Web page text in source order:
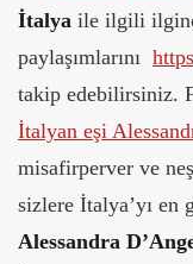
İtalya ile ilgili
paylaşımlarını
takip edebilirsiniz.
İtalyan eşi
misafirperver ve
sizlere İtalya’yı en
Alessandra